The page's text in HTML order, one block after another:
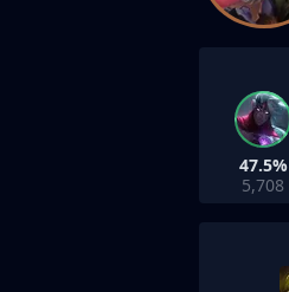
47.5%
5,708